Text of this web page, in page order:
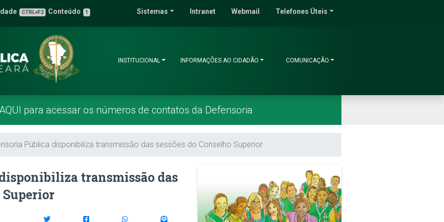
do Estado do Ceará
de Acessibilidade
CTRL+F2 Conteúdo 1 Sistemas Intranet Webmail Telefones Úteis
INSTITUCIONAL INFORMAÇÕES AO CIDADÃO COMUNICAÇÃO
para acessar os números de contatos da Defensoria
Pública disponibiliza transmissão das sessões do Conselho Superior
transmissão das
Superior